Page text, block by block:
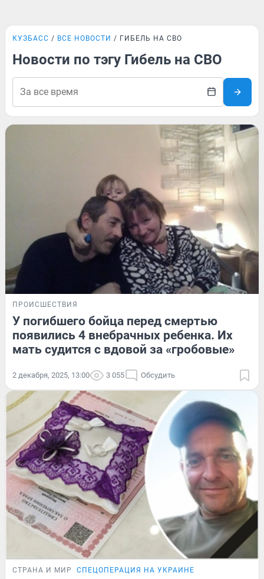
КУЗБАСС ВСЕ НОВОСТИ ГИБЕЛЬ НА СВО
Новости по тэгу Гибель на СВО
ПРОИСШЕСТВИЯ
У погибшего бойца перед смертью
появились 4 внебрачных ребенка. Их
мать судится с вдовой за «гробовые»
2 декабря, 2025, 13:00 3 055 Обсудить
СТРАНА И МИР СПЕЦОПЕРАЦИЯ НА УКРАИНЕ